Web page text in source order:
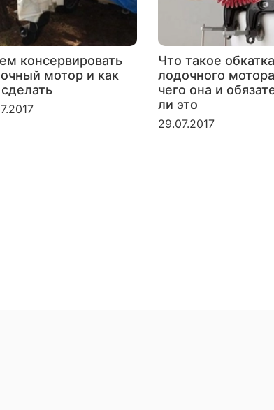
консервировать
мотор и как
Что такое обкатка
лодочного
чего она и
ли это
29.07.2017